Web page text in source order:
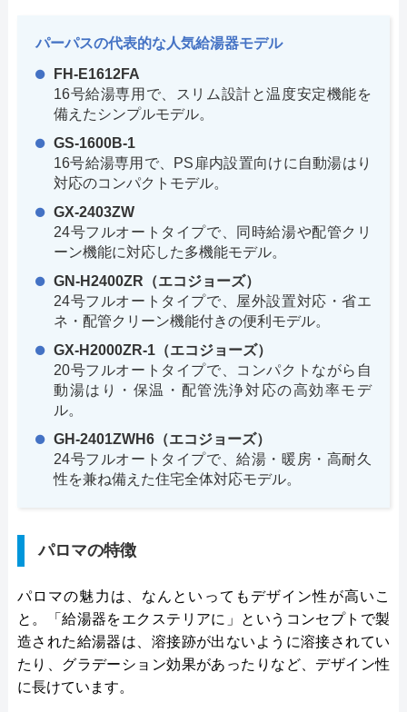
パーパスの代表的な人気給湯器モデル
FH-E1612FA
16号給湯専用で、スリム設計と温度安定機能を
備えたシンプルモデル。
GS-1600B-1
16号給湯専用で、PS扉内設置向けに自動湯はり
対応のコンパクトモデル。
GX-2403ZW
24号フルオートタイプで、同時給湯や配管クリ
ーン機能に対応した多機能モデル。
GN-H2400ZR（エコジョーズ）
24号フルオートタイプで、屋外設置対応・省エ
ネ・配管クリーン機能付きの便利モデル。
GX-H2000ZR-1（エコジョーズ）
20号フルオートタイプで、コンパクトながら自
動湯はり・保温・配管洗浄対応の高効率モデ
ル。
GH-2401ZWH6（エコジョーズ）
24号フルオートタイプで、給湯・暖房・高耐久
性を兼ね備えた住宅全体対応モデル。
パロマの特徴
パロマの魅力は、なんといってもデザイン性が高いこ
と。「給湯器をエクステリアに」というコンセプトで製
造された給湯器は、溶接跡が出ないように溶接されてい
たり、グラデーション効果があったりなど、デザイン性
に長けています。